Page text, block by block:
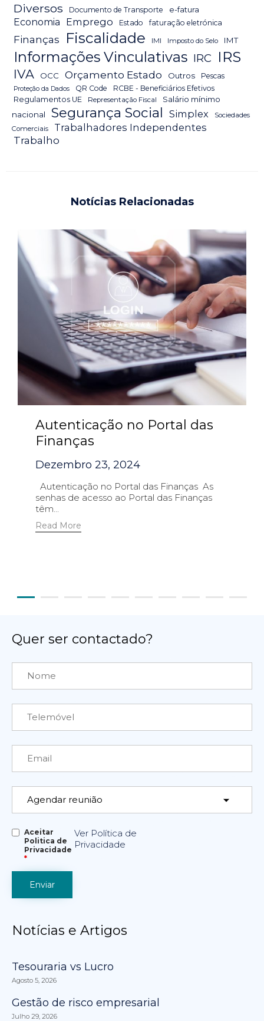
Diversos Documento de Transporte e-fatura
Economia Emprego Estado faturação eletrónica
Finanças Fiscalidade IMI Imposto do Selo IMT
Informações Vinculativas IRC IRS
IVA OCC Orçamento Estado Outros Pescas
Proteção da Dados QR Code
RCBE - Beneficiários Efetivos
Regulamentos UE
Representação Fiscal
Salário mínimo
nacional
Segurança Social Simplex
Sociedades
Comerciais
Trabalhadores Independentes
Trabalho
Notícias Relacionadas
Autenticação no Portal das
Finanças
Dezembro 23, 2024
Autenticação no Portal das Finanças As
senhas de acesso ao Portal das Finanças
têm...
Read More
Quer ser contactado?
Aceitar
Politica de
Privacidade
*
Ver Política de
Privacidade
Notícias e Artigos
Tesouraria vs Lucro
Agosto 5, 2026
Gestão de risco empresarial
Julho 29, 2026